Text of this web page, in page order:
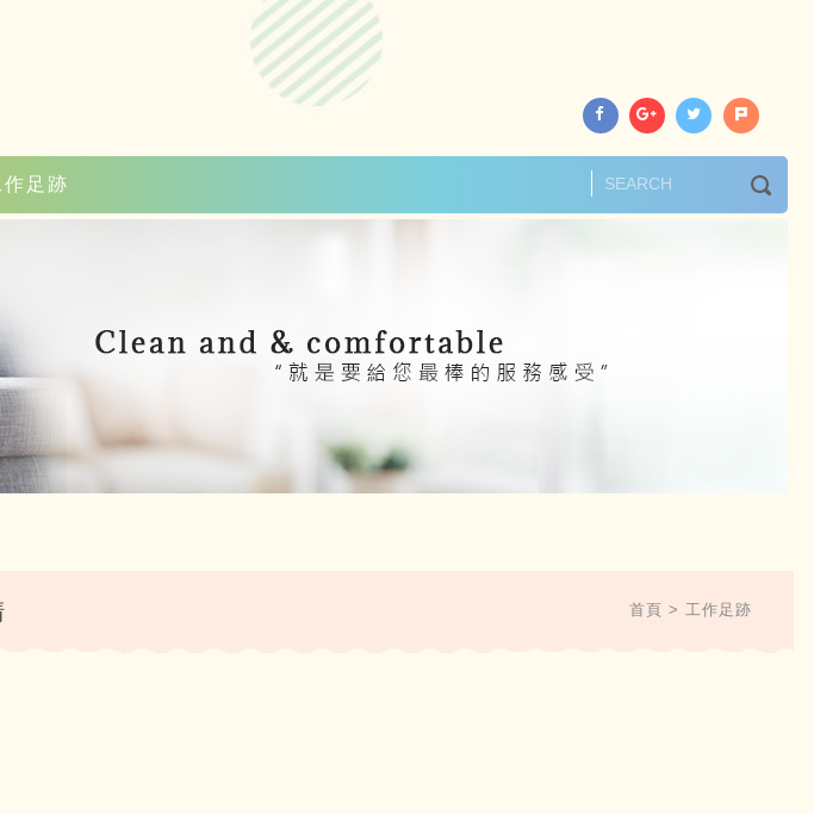
作足跡
首頁 工作足跡